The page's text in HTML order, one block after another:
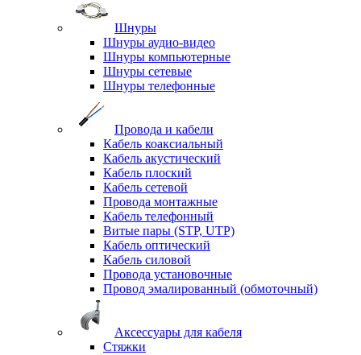
Шнуры
Шнуры аудио-видео
Шнуры компьютерные
Шнуры сетевые
Шнуры телефонные
Провода и кабели
Кабель коаксиальный
Кабель акустический
Кабель плоский
Кабель сетевой
Провода монтажные
Кабель телефонный
Витые пары (STP, UTP)
Кабель оптический
Кабель силовой
Провода установочные
Провод эмалированный (обмоточный)
Аксессуары для кабеля
Стяжки